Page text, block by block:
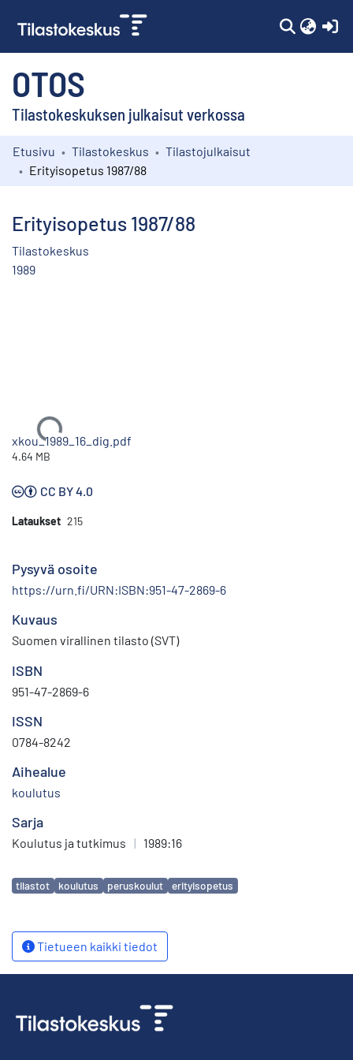
OTOS
Tilastokeskuksen julkaisut verkossa
Kokoelmat
Etusivu Tilastokeskus
Tilastojulkaisut
Erityisopetus 1987/88
Erityisopetus 1987/88
Tilastokeskus
1989
Ladataan...
xkou_1989_16_dig.pdf
4.64 MB
CC BY 4.0
Lataukset 215
Pysyvä osoite
https://urn.fi/URN:ISBN:951-47-2869-6
Kuvaus
Suomen virallinen tilasto (SVT)
ISBN
951-47-2869-6
ISSN
0784-8242
Aihealue
koulutus
Sarja
Koulutus ja tutkimus | 1989:16
Avainsanat
tilastot koulutus peruskoulut erityisopetus
Tietueen kaikki tiedot